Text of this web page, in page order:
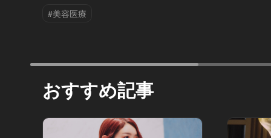
#美容医療
おすすめ記事